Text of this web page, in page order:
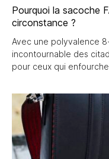
Pourquoi la sacoche
circonstance ?
Avec une polyvalence
incontournable des
pour ceux qui